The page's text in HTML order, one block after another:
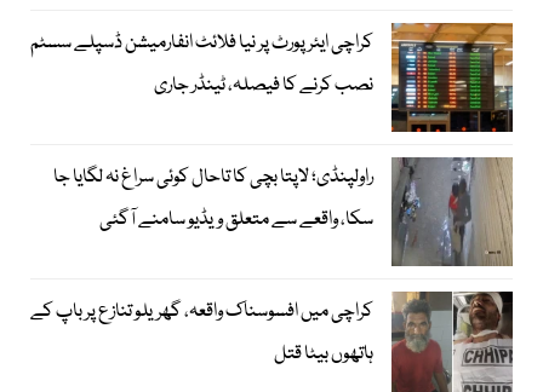
کراچی ایئرپورٹ پر نیا فلائٹ انفارمیشن ڈسپلے سسٹم
نصب کرنے کا فیصلہ، ٹینڈر جاری
راولپنڈی؛ لاپتا بچی کا تاحال کوئی سراغ نہ لگایا جا
سکا، واقعے سے متعلق ویڈیو سامنے آگئی
کراچی میں افسوسناک واقعہ، گھریلو تنازع پر باپ کے
ہاتھوں بیٹا قتل